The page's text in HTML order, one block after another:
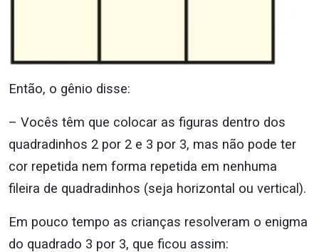
Então, o gênio disse:
– Vocês têm que colocar as figuras dentro dos
quadradinhos 2 por 2 e 3 por 3, mas não pode ter
cor repetida nem forma repetida em nenhuma
fileira de quadradinhos (seja horizontal ou vertical).
Em pouco tempo as crianças resolveram o enigma
do quadrado 3 por 3, que ficou assim: